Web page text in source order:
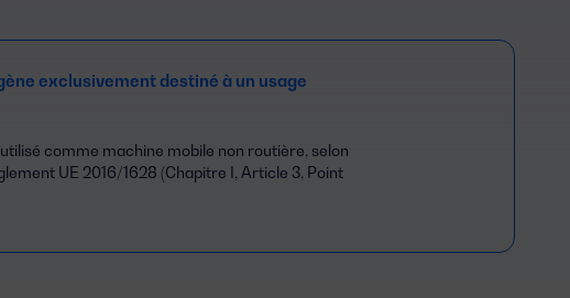
exclusivement destiné à un usage
comme machine mobile non routière, selon
UE 2016/1628 (Chapitre I, Article 3, Point